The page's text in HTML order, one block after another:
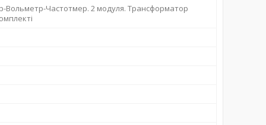
Вольметр-Частотмер. 2 модуля. Трансформатор